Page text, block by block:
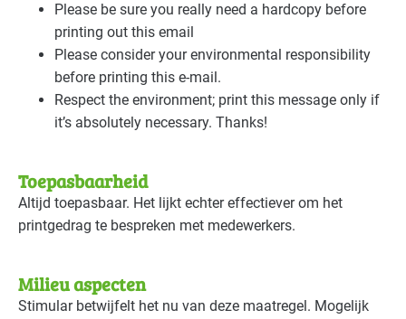
Please be sure you really need a hardcopy before
printing out this email
Please consider your environmental responsibility
before printing this e-mail.
Respect the environment; print this message only if
it’s absolutely necessary. Thanks!
Toepasbaarheid
Altijd toepasbaar. Het lijkt echter effectiever om het
printgedrag te bespreken met medewerkers.
Milieu aspecten
Stimular betwijfelt het nu van deze maatregel. Mogelijk